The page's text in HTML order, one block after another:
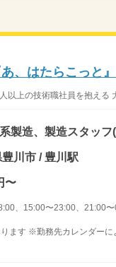
あ、はたらこっと
以上の技術職社員を抱える
製造、製造スタッ
川市 / 豊川駅
〜
、15:00〜23:00、21:00
ます ※勤務先カレンダー